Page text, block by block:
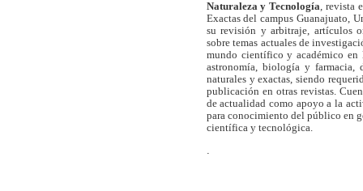
Naturaleza y Tecnología, revista
Exactas del campus Guanajuato,
su revisión y arbitraje, artículos
sobre temas actuales de
mundo científico y académico en
astronomía, biología y farmacia,
naturales y exactas, siendo
publicación en otras revistas.
de actualidad como apoyo a la
para conocimiento del público en
científica y tecnológica.